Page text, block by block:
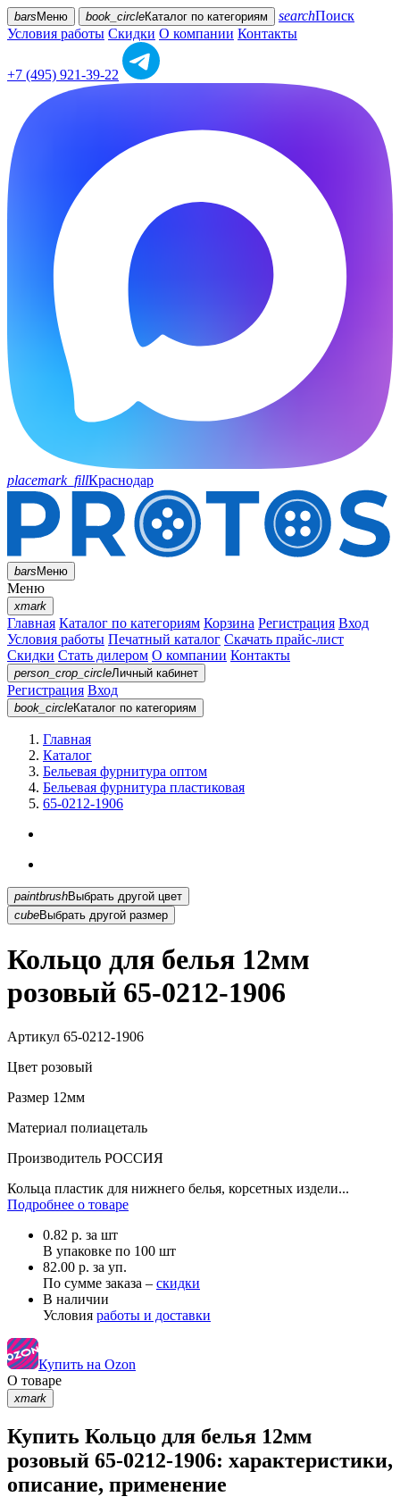
bars Меню book_circleКаталог по категориям searchПоиск
Условия работы Скидки О компании Контакты
+7 (495) 921-39-22
placemark_fillКраснодар
barsМеню
Меню
xmark
Главная Каталог по категориям Корзина Регистрация Вход
Условия работы Печатный каталог Скачать прайс-лист
Скидки Стать дилером О компании Контакты
person_crop_circleЛичный кабинет
Регистрация Вход
book_circleКаталог по категориям
Главная
Каталог
Бельевая фурнитура оптом
Бельевая фурнитура пластиковая
65-0212-1906
paintbrush
Выбрать другой цвет
cubeВыбрать другой размер
Кольцо для белья 12мм
розовый 65-0212-1906
Артикул 65-0212-1906
Цвет розовый
Размер 12мм
Материал полиацеталь
Производитель РОССИЯ
Кольца пластик для нижнего белья, корсетных издели...
Подробнее о товаре
0.82 р. за шт
В упаковке по 100 шт
82.00 р. за уп.
По сумме заказа – скидки
В наличии
Условия работы и доставки
Купить на Ozon
О товаре
xmark
Купить Кольцо для белья 12мм
розовый 65-0212-1906: характеристики,
описание, применение